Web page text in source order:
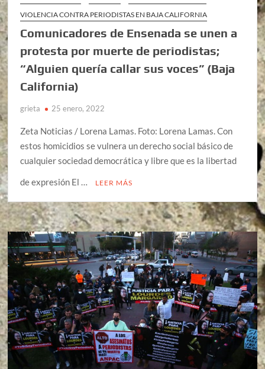
VIOLENCIA CONTRA PERIODISTAS EN BAJA CALIFORNIA
Comunicadores de Ensenada se unen a
protesta por muerte de periodistas;
“Alguien quería callar sus voces” (Baja
California)
grieta 25 enero, 2022
Zeta Noticias / Lorena Lamas. Foto: Lorena Lamas. Con
estos homicidios se vulnera un derecho social básico de
cualquier sociedad democrática y libre que es la libertad
de expresión El …
LEER MÁS